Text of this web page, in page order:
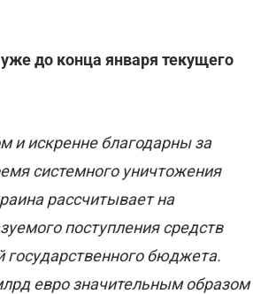
до конца января текущего
и искренне благодарны за
системного уничтожения
рассчитывает на
поступления средств
государственного бюджета.
евро значительным образом